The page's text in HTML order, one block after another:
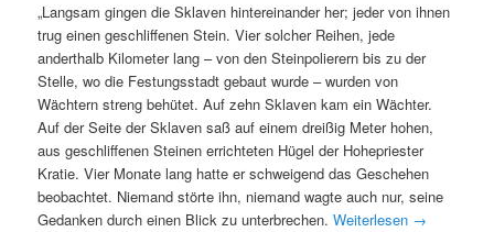
„Langsam gingen die Sklaven hintereinander her; jeder von ihnen
trug einen geschliffenen Stein. Vier solcher Reihen, jede
anderthalb Kilometer lang – von den Steinpolierern bis zu der
Stelle, wo die Festungsstadt gebaut wurde – wurden von
Wächtern streng behütet. Auf zehn Sklaven kam ein Wächter.
Auf der Seite der Sklaven saß auf einem dreißig Meter hohen,
aus geschliffenen Steinen errichteten Hügel der Hohepriester
Kratie. Vier Monate lang hatte er schweigend das Geschehen
beobachtet. Niemand störte ihn, niemand wagte auch nur, seine
Gedanken durch einen Blick zu unterbrechen.Weiterlesen →